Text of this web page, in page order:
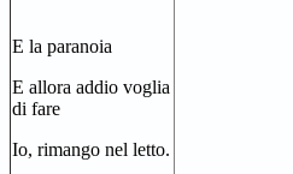
E la paranoia
E allora addio voglia
di fare
Io, rimango nel letto.